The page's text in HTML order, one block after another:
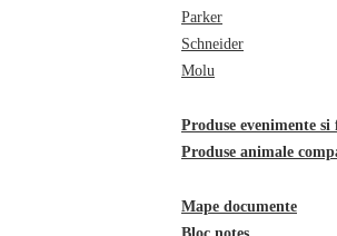
Parker
Schneider
Molu
Produse evenimente
Produse animale
Mape documente